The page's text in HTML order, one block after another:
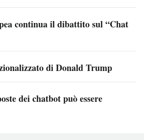
continua il dibattito sul “Chat
di Donald Trump
dei chatbot può essere